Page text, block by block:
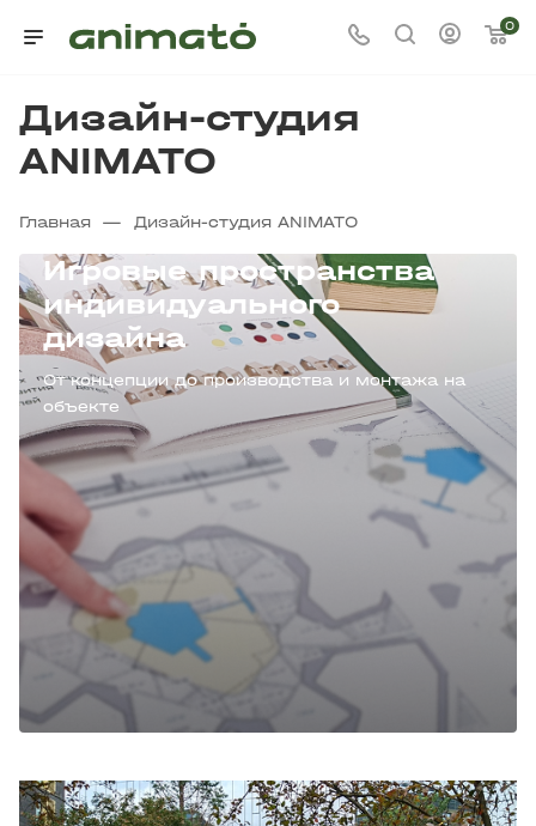
0
Дизайн-студия
ANIMATO
Главная — Дизайн-студия ANIMATO
Игровые пространства
индивидуального
дизайна
От концепции до производства и монтажа на
объекте